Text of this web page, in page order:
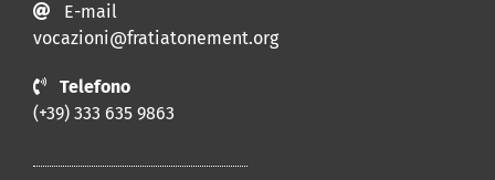
E-mail
vocazioni@fratiatonement.org
Telefono
(+39) 333 635 9863